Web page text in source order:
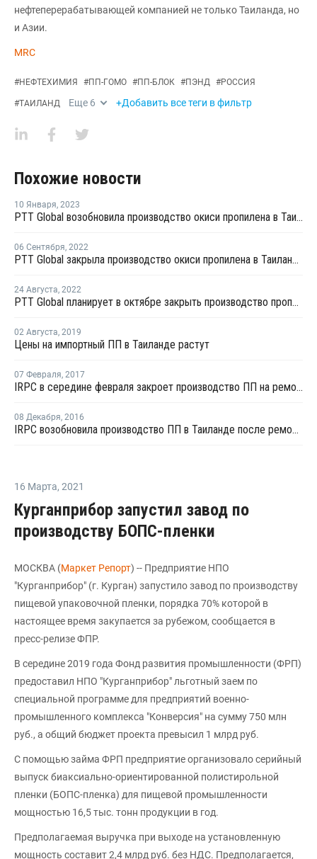
нефтеперерабатывающей компанией не только Таиланда, но
и Азии.
MRC
#НЕФТЕХИМИЯ #ПП-ГОМО #ПП-БЛОК #ПЭНД #РОССИЯ
#ТАИЛАНД Еще 6 +Добавить все теги в фильтр
Похожие новости
10 Января, 2023
PTT Global возобновила производство окиси пропилена в Таиланде после ремонта
06 Сентября, 2022
PTT Global закрыла производство окиси пропилена в Таиланде на ремонт
24 Августа, 2022
PTT Global планирует в октябре закрыть производство пропилена в Таиланде на ремонт
02 Августа, 2019
Цены на импортный ПП в Таиланде растут
07 Февраля, 2017
IRPC в середине февраля закроет производство ПП на ремонт
08 Декабря, 2016
IRPC возобновила производство ПП в Таиланде после ремонта
16 Марта, 2021
Курганприбор запустил завод по
производству БОПС-пленки
МОСКВА (Маркет Репорт) -- Предприятие НПО
"Курганприбор" (г. Курган) запустило завод по производству
пищевой упаковочной пленки, порядка 70% которой в
настоящее время закупается за рубежом, сообщается в
пресс-релизе ФПР.
В середине 2019 года Фонд развития промышленности (ФРП)
предоставил НПО "Курганприбор" льготный заем по
специальной программе для предприятий военно-
промышленного комплекса "Конверсия" на сумму 750 млн
руб., а общий бюджет проекта превысил 1 млрд руб.
С помощью займа ФРП предприятие организовало серийный
выпуск биаксиально-ориентированной полистирольной
пленки (БОПС-пленка) для пищевой промышленности
мощностью 16,5 тыс. тонн продукции в год.
Предполагаемая выручка при выходе на установленную
мощность составит 2,4 млрд руб. без НДC. Предполагается,